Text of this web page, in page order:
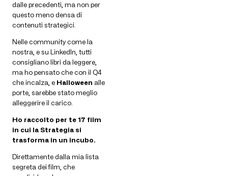
dalle precedenti, ma non per
questo meno densa di
contenuti strategici.
Nelle community come la
nostra, e su LinkedIn, tutti
consigliano libri da leggere,
ma ho pensato che con il Q4
che incalza, e Halloween alle
porte, sarebbe stato meglio
alleggerire il carico.
Ho raccolto per te 17 film
in cui la Strategia si
trasforma in un incubo.
Direttamente dalla mia lista
segreta dei film, che